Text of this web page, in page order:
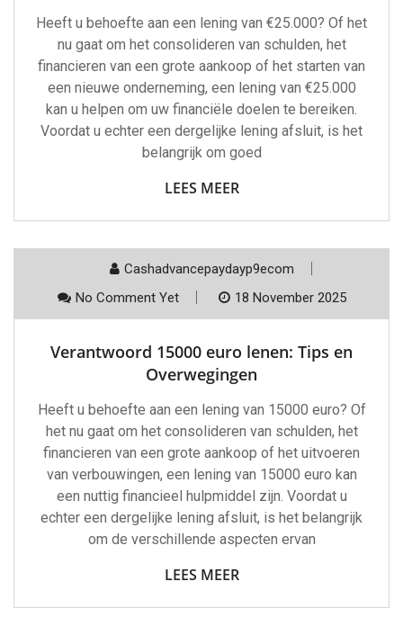
Heeft u behoefte aan een lening van €25.000? Of het
nu gaat om het consolideren van schulden, het
financieren van een grote aankoop of het starten van
een nieuwe onderneming, een lening van €25.000
kan u helpen om uw financiële doelen te bereiken.
Voordat u echter een dergelijke lening afsluit, is het
belangrijk om goed
LEES MEER
Cashadvancepaydayp9ecom
No Comment Yet
18 November 2025
Verantwoord 15000 euro lenen: Tips en
Overwegingen
Heeft u behoefte aan een lening van 15000 euro? Of
het nu gaat om het consolideren van schulden, het
financieren van een grote aankoop of het uitvoeren
van verbouwingen, een lening van 15000 euro kan
een nuttig financieel hulpmiddel zijn. Voordat u
echter een dergelijke lening afsluit, is het belangrijk
om de verschillende aspecten ervan
LEES MEER